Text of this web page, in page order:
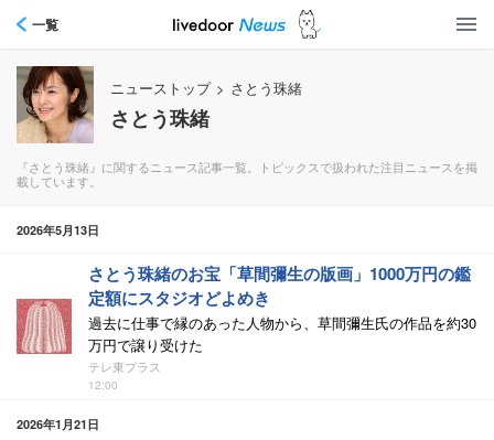
一覧
ニューストップ > さとう珠緒
さとう珠緒
『さとう珠緒』に関するニュース記事一覧。トピックスで扱われた注目ニュースを掲
載しています。
2026年5月13日
さとう珠緒のお宝「草間彌生の版画」1000万円の鑑
定額にスタジオどよめき
過去に仕事で縁のあった人物から、草間彌生氏の作品を約30
万円で譲り受けた
テレ東プラス
12:00
2026年1月21日